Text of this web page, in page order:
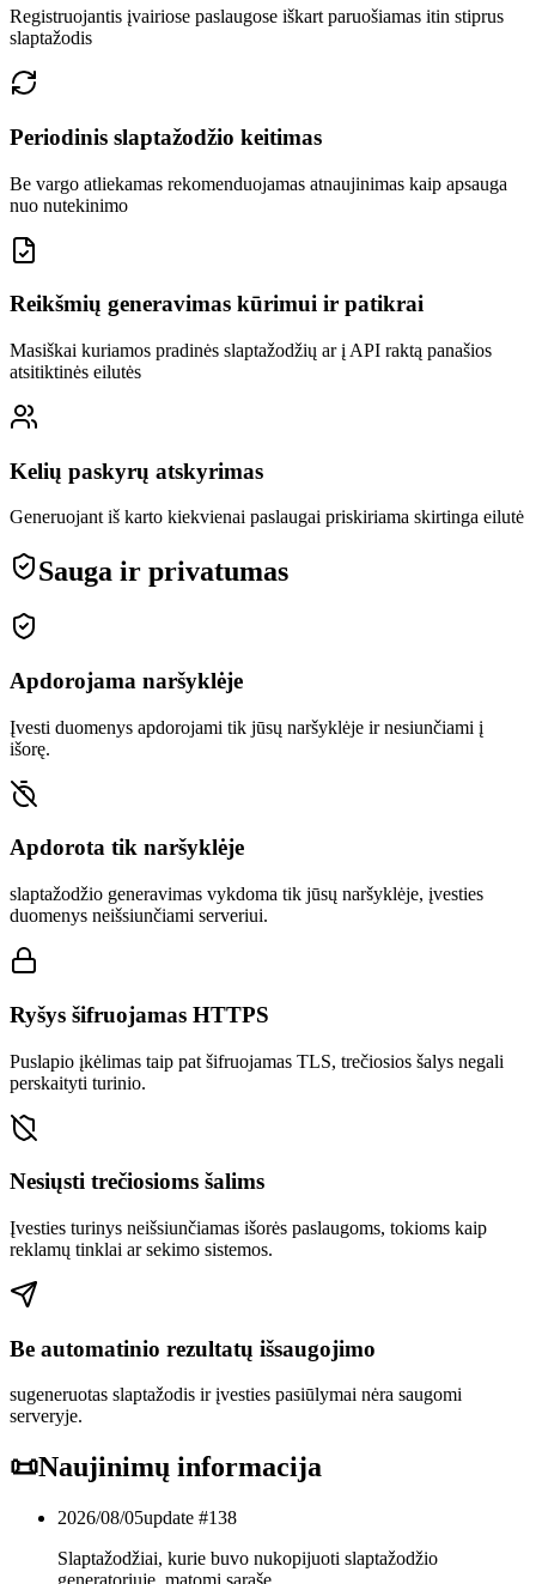
Registruojantis įvairiose paslaugose iškart paruošiamas itin stiprus
slaptažodis
Periodinis slaptažodžio keitimas
Be vargo atliekamas rekomenduojamas atnaujinimas kaip apsauga
nuo nutekinimo
Reikšmių generavimas kūrimui ir patikrai
Masiškai kuriamos pradinės slaptažodžių ar į API raktą panašios
atsitiktinės eilutės
Kelių paskyrų atskyrimas
Generuojant iš karto kiekvienai paslaugai priskiriama skirtinga eilutė
Sauga ir privatumas
Apdorojama naršyklėje
Įvesti duomenys apdorojami tik jūsų naršyklėje ir nesiunčiami į
išorę.
Apdorota tik naršyklėje
slaptažodžio generavimas vykdoma tik jūsų naršyklėje, įvesties
duomenys neišsiunčiami serveriui.
Ryšys šifruojamas HTTPS
Puslapio įkėlimas taip pat šifruojamas TLS, trečiosios šalys negali
perskaityti turinio.
Nesiųsti trečiosioms šalims
Įvesties turinys neišsiunčiamas išorės paslaugoms, tokioms kaip
reklamų tinklai ar sekimo sistemos.
Be automatinio rezultatų išsaugojimo
sugeneruotas slaptažodis ir įvesties pasiūlymai nėra saugomi
serveryje.
📜Naujinimų informacija
2026/08/05update #138
Slaptažodžiai, kurie buvo nukopijuoti slaptažodžio